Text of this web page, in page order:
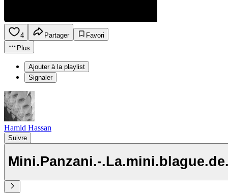
4 Partager
Favori
Plus
Ajouter à la playlist
Signaler
Hamid Hassan
Suivre
Mini.Panzani.-